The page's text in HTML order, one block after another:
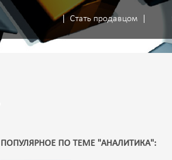
Стать продавцом
ПОПУЛЯРНОЕ ПО ТЕМЕ "АНАЛИТИКА":